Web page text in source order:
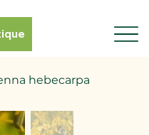
hebecarpa